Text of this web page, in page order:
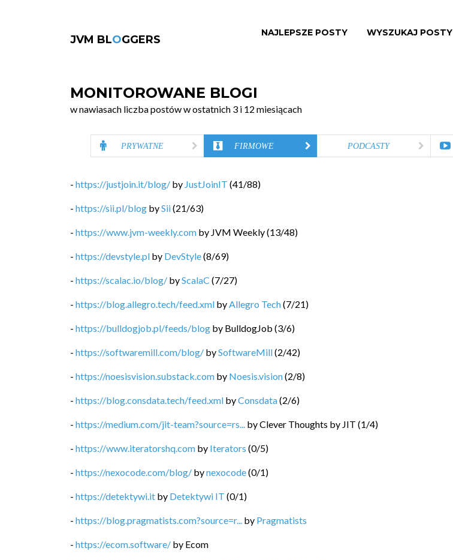
JVM BLOGGERS
NAJLEPSZE POSTY WYSZUKAJ POSTY
MONITOROWANE BLOGI
w nawiasach liczba postów w ostatnich 3 i 12 miesiącach
PRYWATNE FIRMOWE PODCASTY
- https://justjoin.it/blog/ by JustJoinIT (41/88)
- https://sii.pl/blog bySii(21/63)
- https://www.jvm-weekly.com by JVM Weekly(13/48)
- https://devstyle.pl by DevStyle(8/69)
- https://scalac.io/blog/ byScalaC (7/27)
- https://blog.allegro.tech/feed.xml byAllegro Tech(7/21)
- https://bulldogjob.pl/feeds/blog by BulldogJob (3/6)
- https://softwaremill.com/blog/ bySoftwareMill(2/42)
- https://noesisvision.substack.com by Noesis.vision(2/8)
- https://blog.consdata.tech/feed.xml byConsdata(2/6)
- https://medium.com/jit-team?source=rs... byClever Thoughts by JIT (1/4)
- https://www.iteratorshq.com by Iterators (0/5)
- https://nexocode.com/blog/ bynexocode(0/1)
- https://detektywi.it by Detektywi IT (0/1)
- https://blog.pragmatists.com?source=r... by Pragmatists
- https://ecom.software/ by Ecom